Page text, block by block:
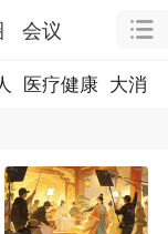
会议
医疗健康 大消费